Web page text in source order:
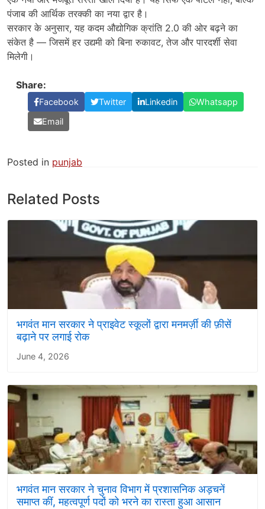
पंजाब की आर्थिक तरक्की का नया द्वार है।
सरकार के अनुसार, यह कदम औद्योगिक क्रांति 2.0 की ओर बढ़ने का
संकेत है — जिसमें हर उद्यमी को बिना रुकावट, तेज और पारदर्शी सेवा
मिलेगी।
Share:
Facebook Twitter Linkedin
Whatsapp
Email
Posted in punjab
Related Posts
भगवंत मान सरकार ने प्राइवेट स्कूलों द्वारा मनमर्ज़ी की फ़ीसें
बढ़ाने पर लगाई रोक
June 4, 2026
भगवंत मान सरकार ने चुनाव विभाग में प्रशासनिक अड़चनें
समाप्त कीं, महत्वपूर्ण पदों को भरने का रास्ता हुआ आसान